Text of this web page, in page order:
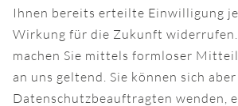
Ihnen bereits erteilte Einwilligung
Wirkung für die Zukunft
machen Sie mittels formloser
an uns geltend. Sie können sich
Datenschutzbeauftragten wenden,